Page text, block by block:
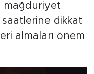
mağduriyet
saatlerine dikkat
almaları önem